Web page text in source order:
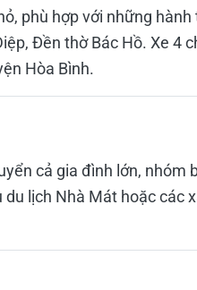
phù hợp với những
Đền thờ Bác Hồ. Xe 4
Hòa Bình.
cả gia đình lớn, nhóm
lịch Nhà Mát hoặc các